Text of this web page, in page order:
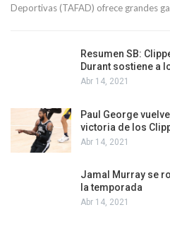
Deportivas (TAFAD) ofrece grandes
Resumen SB:
Durant sostiene a
Abr 14, 2021
Paul George
victoria de los
Abr 14, 2021
Jamal Murray se
la temporada
Abr 14, 2021